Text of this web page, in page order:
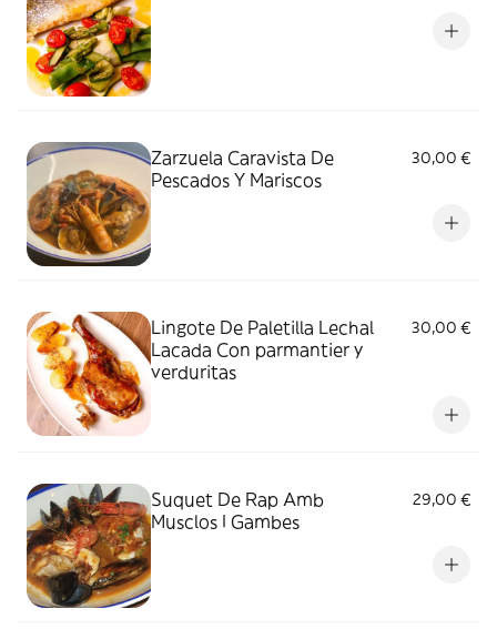
Zarzuela Caravista De
Pescados Y Mariscos
30,00 €
Lingote De Paletilla Lechal
Lacada Con parmantier y
verduritas
30,00 €
Suquet De Rap Amb
Musclos I Gambes
29,00 €